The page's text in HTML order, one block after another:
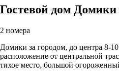
Гостевой дом Домики
2 номера
Домики за городом, до центра 8-
расположение от центральной
тихое место, большой